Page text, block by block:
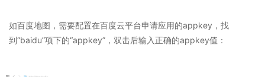
如百度地图，需要配置在百度云平台申请应用的appkey，找
到“baidu”项下的“appkey”，双击后输入正确的appkey值：